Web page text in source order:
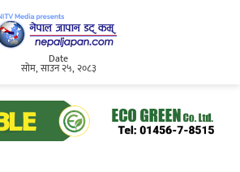
Date
सोम, साउन २५, २०८३